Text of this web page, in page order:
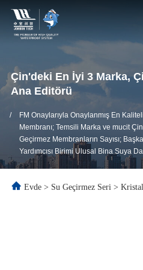
Çin'deki En İyi 3 Marka,
Ana Editörü
/
FM Onaylarıyla Onaylanmış En
Membranı; Temsili Marka ve mucit
Geçirmez Membranların Sayısı;
Yardımcısı Birimi Ulusal Bina Suya
Evde > Su Geçirmez Seri >